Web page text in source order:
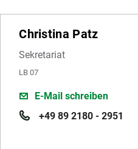
Christina Patz
Sekretariat
LB 07
E-Mail schreiben
+49 89 2180 - 2951